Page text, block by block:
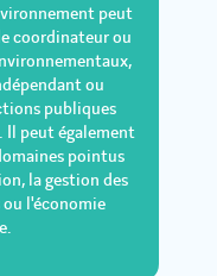
peut
coordinateur ou
ou
publiques
peut également
pointus
la gestion des
l'économie